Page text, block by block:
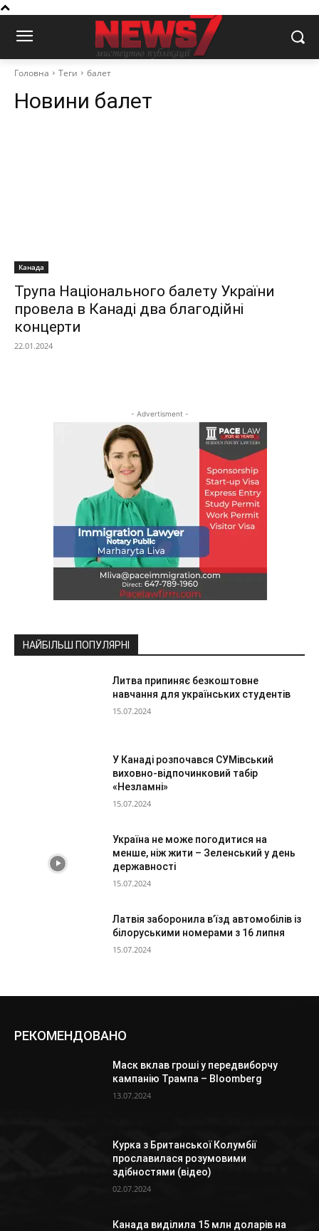
Головна Теги балет
Новини балет
Канада
Трупа Національного балету України
провела в Канаді два благодійні
концерти
22.01.2024
- Advertisment -
НАЙБІЛЬШ ПОПУЛЯРНІ
Литва припиняє безкоштовне
навчання для українських студентів
15.07.2024
У Канаді розпочався СУМівський
виховно-відпочинковий табір
«Незламні»
15.07.2024
Україна не може погодитися на
менше, ніж жити – Зеленський у день
державності
15.07.2024
Латвія заборонила в’їзд автомобілів із
білоруськими номерами з 16 липня
15.07.2024
РЕКОМЕНДОВАНО
Маск вклав гроші у передвиборчу
кампанію Трампа – Bloomberg
13.07.2024
Курка з Британської Колумбії
прославилася розумовими
здібностями (відео)
02.07.2024
Канада виділила 15 млн доларів на